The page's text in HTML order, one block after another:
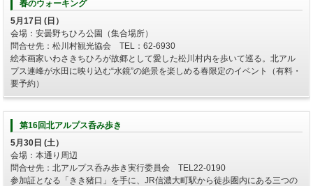
春のウォーキング
5月17日 (日）
会場：安曇野ちひろ公園（集合場所）
問合せ先：松川村観光協会 TEL：62-6930
絵本画家いわさきちひろが故郷として愛した松川村内を歩いて巡る。北アル
プス連峰が水田に映り込む“水鏡”の絶景を楽しめる春限定のイベント（有料・
要予約）
第16回北アルプス呑み歩き
5月30日 (土）
会場：本通り周辺
問合せ先：北アルプス呑み歩き実行委員会 TEL22-0190
参加証となる「きき猪口」を手に、JR信濃大町駅から徒歩圏内にある三つの